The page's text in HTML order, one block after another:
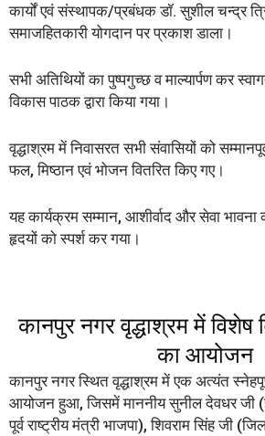
कार्यों एवं संस्थापक/प्रबंधक डॉ. सुशील चन्द्र
समाजहितकारी योगदान पर प्रकाश डाला।
सभी अतिथियों का पुष्पगुच्छ व माल्यार्पण कर
विकास पाठक द्वारा किया गया।
वृद्धाश्रम में निवासरत सभी संवासियों को
फल, मिष्ठान एवं भोजन वितरित किए गए।
यह कार्यक्रम सम्मान, आशीर्वाद और सेवा
हृदयों को स्पर्श कर गया।
कानपुर नगर वृद्धाश्रम में विशेष
का आयोजन
कानपुर नगर स्थित वृद्धाश्रम में एक अत्यंत
आयोजन हुआ, जिसमें माननीय सुनील देवधर जी
पूर्व राष्ट्रीय मंत्री भाजपा), शिवराम सिंह जी